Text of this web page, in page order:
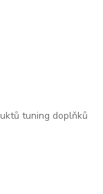
tuning doplňků